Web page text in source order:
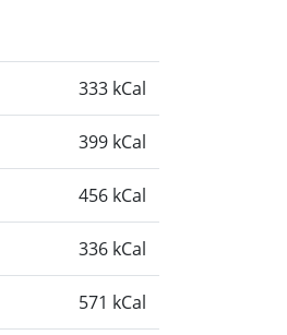
333 kCal
399 kCal
456 kCal
336 kCal
571 kCal